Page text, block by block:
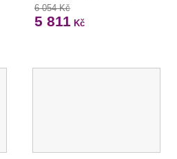
6 054 Kč
5 811 Kč